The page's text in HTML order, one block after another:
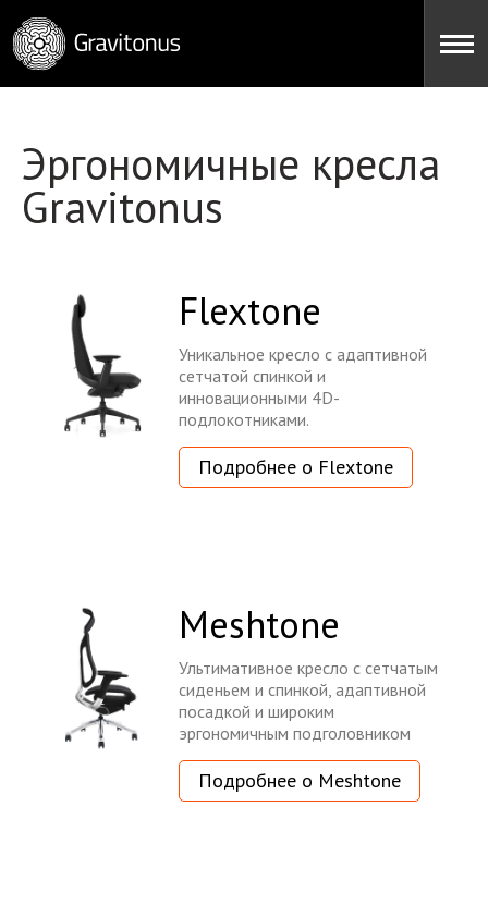
Gravitonus Menu
Эргономичные кресла
Gravitonus
Flextone
Уникальное кресло с адаптивной
сетчатой спинкой и
инновационными 4D-
подлокотниками.
Подробнее о Flextone
Meshtone
Ультимативное кресло с сетчатым
сиденьем и спинкой, адаптивной
посадкой и широким
эргономичным подголовником
Подробнее о Meshtone